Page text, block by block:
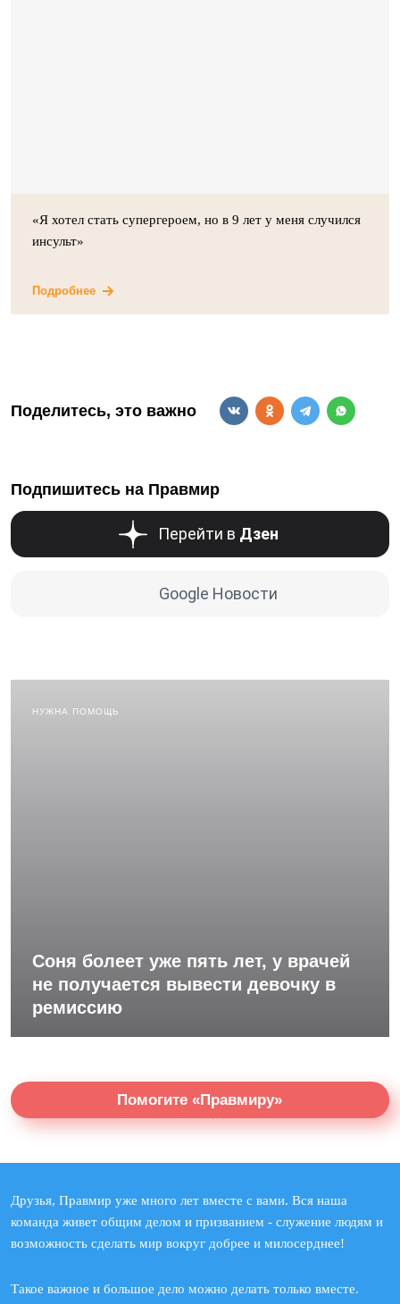
«Я хотел стать супергероем, но в 9 лет у меня случился
инсульт»
Подробнее
Поделитесь, это важно
Подпишитесь на Правмир
Перейти в Дзен
Google Новости
НУЖНА ПОМОЩЬ
Соня болеет уже пять лет, у врачей
не получается вывести девочку в
ремиссию
Помогите «Правмиру»
Друзья, Правмир уже много лет вместе с вами. Вся наша
команда живет общим делом и призванием - служение людям и
возможность сделать мир вокруг добрее и милосерднее!
Такое важное и большое дело можно делать только вместе.